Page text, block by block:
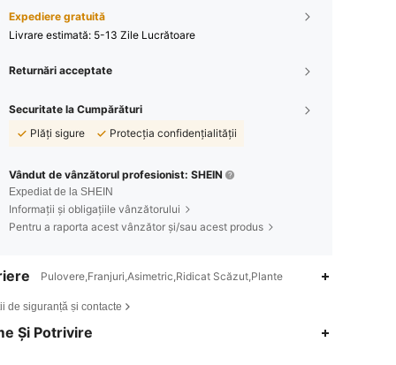
Expediere gratuită
Livrare estimată: 5-13 Zile Lucrătoare
Returnări acceptate
Securitate la Cumpărături
Plăți sigure
Protecția confidențialității
Vândut de vânzătorul profesionist: SHEIN
Expediat de la SHEIN
Informații și obligațiile vânzătorului
Pentru a raporta acest vânzător și/sau acest produs
Pulovere,Franjuri,Asimetric,Ridicat Scăzut,Plante
de siguranță și contacte
Și Potrivire
4,80